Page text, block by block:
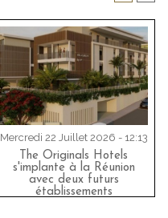
Mercredi 22 Juillet 2026 - 12:13
The Originals Hotels
s'implante à la Réunion
avec deux futurs
établissements